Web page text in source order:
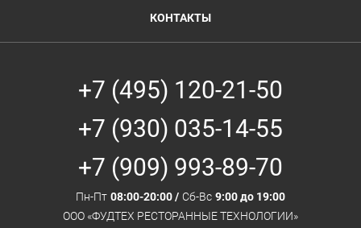
КОНТАКТЫ
+7 (495) 120-21-50
+7 (930) 035-14-55
+7 (909) 993-89-70
Пн-Пт 08:00-20:00 / Сб-Вс 9:00 до 19:00
ООО «ФУДТЕХ РЕСТОРАННЫЕ ТЕХНОЛОГИИ»